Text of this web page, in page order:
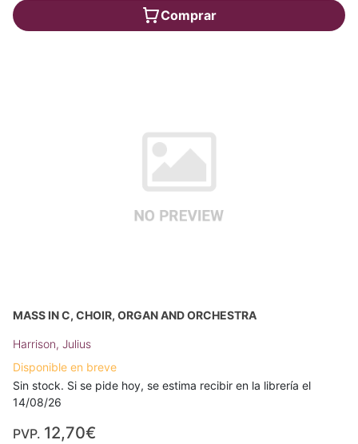
Comprar
MASS IN C, CHOIR, ORGAN AND ORCHESTRA
Harrison, Julius
Disponible en breve
Sin stock. Si se pide hoy, se estima recibir en la librería el
14/08/26
PVP. 12,70€